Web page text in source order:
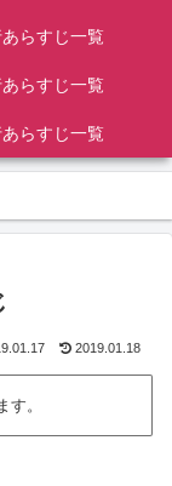
らすじ一覧
らすじ一覧
あらすじ一覧
2019.01.18
。